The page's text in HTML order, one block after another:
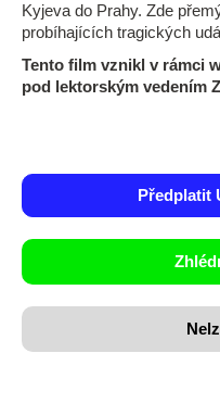
Kyjeva do Prahy. Zde
probíhajících tragických
Tento film vznikl v rámci
pod lektorským vedením
Předplatit